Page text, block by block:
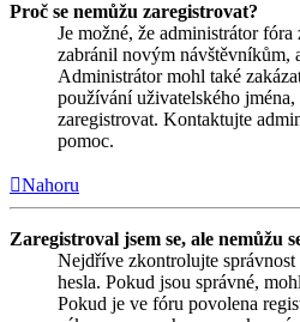
Proč se nemůžu zaregistrovat?
Je možné, že administrátor fóra
zabránil novým návštěvníkům,
Administrátor mohl také
používání uživatelského
zaregistrovat. Kontaktujte
pomoc.
Nahoru
Zaregistroval jsem se, ale nemůžu
Nejdříve zkontrolujte správnost
hesla. Pokud jsou správné,
Pokud je ve fóru povolena